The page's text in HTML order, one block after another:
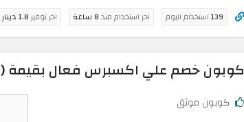
139استخدام اليوم اخر استخدام منذ8 ساعة اخر توفير1.8 دينار بحريني
كوبون خصم علي اكسبرس فعال بقيمة (6.2 دينار بحريني)
كوبون موثق